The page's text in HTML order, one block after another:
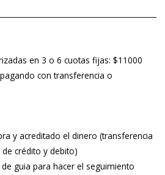
en 3 o 6 cuotas fijas: $11000
con transferencia o
y acreditado el dinero (transferencia
crédito y debito)
guia para hacer el seguimiento